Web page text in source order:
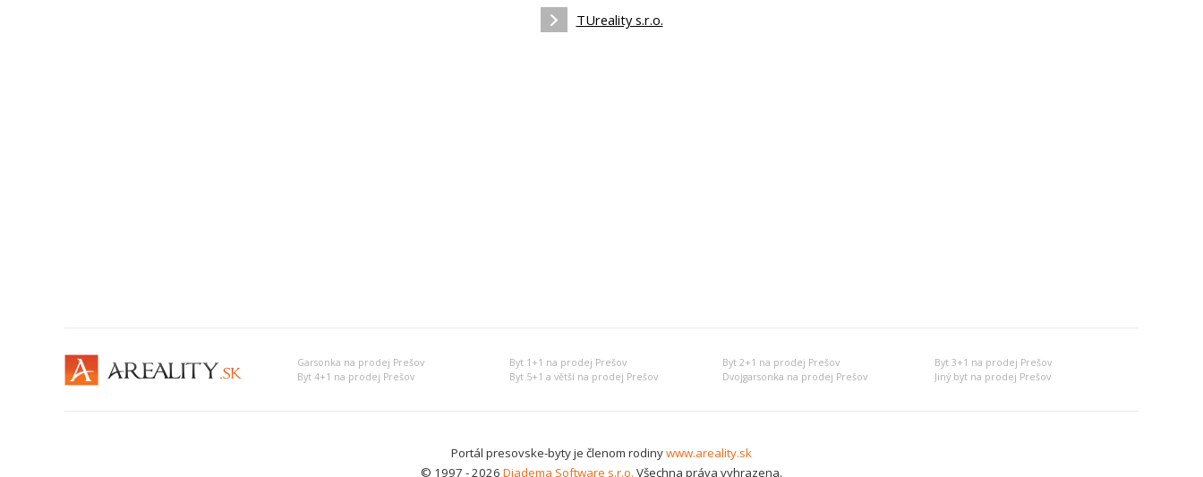
TUreality s.r.o.
Garsonka na prodej Prešov Byt 1+1 na prodej Prešov Byt 2+1 na prodej Prešov
Byt 3+1 na prodej Prešov
Byt 4+1 na prodej Prešov
Byt 5+1 a větší na prodej Prešov Dvojgarsonka na prodej Prešov Jiný byt na prodej Prešov
Portál presovske-byty je členom rodinywww.areality.sk
© 1997 - 2026 Diadema Software s.r.o. Všechna práva vyhrazena.